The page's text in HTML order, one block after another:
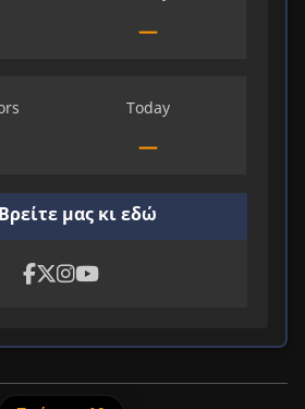
—
Today
—
Βρείτε μας κι εδώ